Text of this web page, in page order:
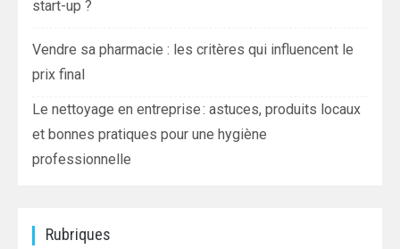
start-up ?
Vendre sa pharmacie : les critères qui influencent le
prix final
Le nettoyage en entreprise : astuces, produits locaux
et bonnes pratiques pour une hygiène
professionnelle
Rubriques